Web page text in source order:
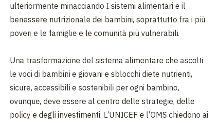
ulteriormente minacciando I sistemi alimentari e il
benessere nutrizionale dei bambini, soprattutto fra i più
poveri e le famiglie e le comunità più vulnerabili.
Una trasformazione del sistema alimentare che ascolti
le voci di bambini e giovani e sblocchi diete nutrienti,
sicure, accessibili e sostenibili per ogni bambino,
ovunque, deve essere al centro delle strategie, delle
policy e degli investimenti. L’UNICEF e l’OMS chiedono ai